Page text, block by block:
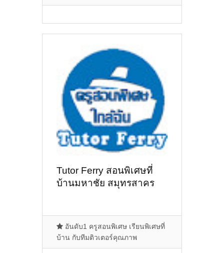
Tutor Ferry สอนพิเศษที่
บ้านมหาชัย สมุทรสาคร
อันดับ1 ครูสอนพิเศษ เรียนพิเศษที่
บ้าน กับทีมติวเตอร์คุณภาพ